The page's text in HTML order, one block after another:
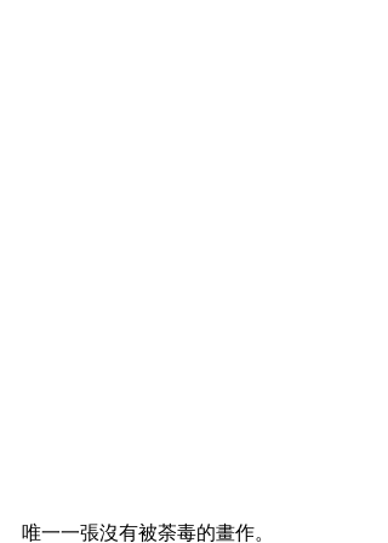
唯一一張沒有被荼毒的畫作。